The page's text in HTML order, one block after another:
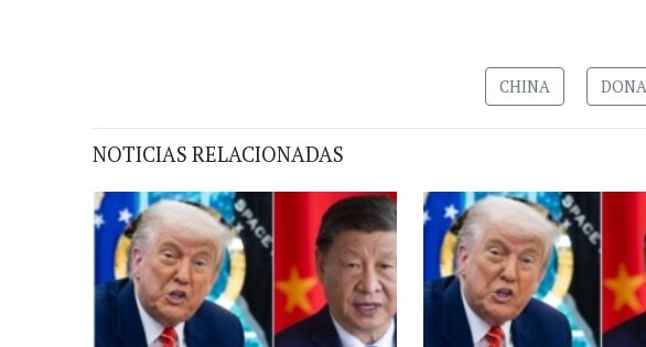
CHINA
NOTICIAS RELACIONADAS